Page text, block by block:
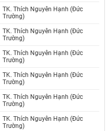
TK. Thích Nguyên Hạnh (Đức
Trường)
TK. Thích Nguyên Hạnh (Đức
Trường)
TK. Thích Nguyên Hạnh (Đức
Trường)
TK. Thích Nguyên Hạnh (Đức
Trường)
TK. Thích Nguyên Hạnh (Đức
Trường)
TK. Thích Nguyên Hạnh (Đức
Trường)